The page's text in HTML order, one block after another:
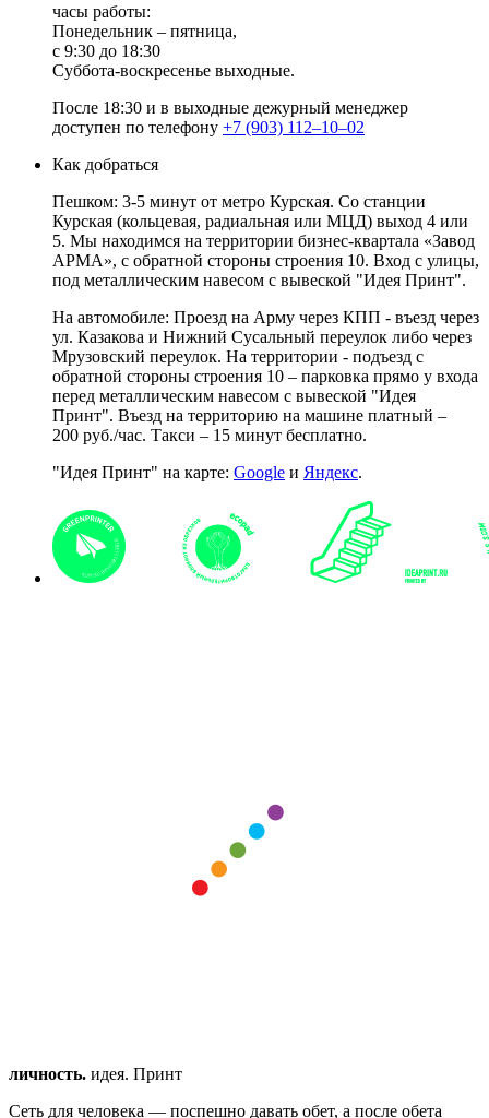
часы работы:
Понедельник – пятница,
с 9:30 до 18:30
Суббота-воскресенье выходные.
После 18:30 и в выходные дежурный менеджер
доступен по телефону +7 (903) 112–10–02
Как добраться
Пешком: 3-5 минут от метро Курская. Со станции
Курская (кольцевая, радиальная или МЦД) выход 4 или
5. Мы находимся на территории бизнес-квартала «Завод
АРМА», с обратной стороны строения 10. Вход с улицы,
под металлическим навесом с вывеской "Идея Принт".
На автомобиле: Проезд на Арму через КПП - въезд через
ул. Казакова и Нижний Сусальный переулок либо через
Мрузовский переулок. На территории - подъезд с
обратной стороны строения 10 – парковка прямо у входа
перед металлическим навесом с вывеской "Идея
Принт". Въезд на территорию на машине платный –
200 руб./час. Такси – 15 минут бесплатно.
"Идея Принт" на карте: Google и Яндекс.
личность. идея. Принт
Сеть для человека — поспешно давать обет, а после обета